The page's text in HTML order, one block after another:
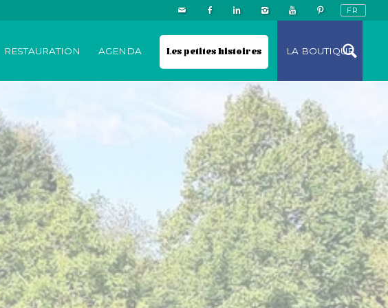
RESTAURATION AGENDA Les petites histoires LA BOUTIQUE